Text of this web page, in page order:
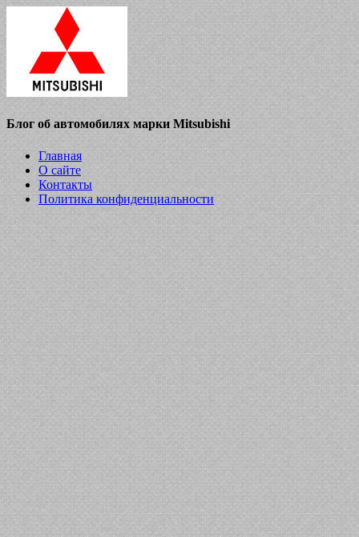
Блог об автомобилях марки Mitsubishi
Главная
О сайте
Контакты
Политика конфиденциальности